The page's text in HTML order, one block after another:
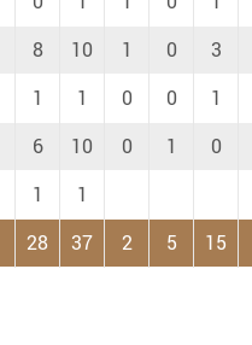
8 10 1 0 3
1 1 0 0 1
6 10 0 1 0
1 1
28 37 2 5 15